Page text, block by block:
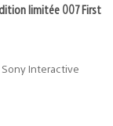
limitée 007 First
Interactive